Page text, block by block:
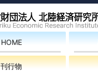
HOME
刊行物